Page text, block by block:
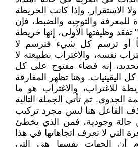
الاستقرار. وإذا كانت الخريطة
للمعرفة والتوجيه والضبط، فإن
وظيفتها الأولى، إنها خريطة
أو ترسم كل شيء فترسم لا
نفسه، والاغتراب بطبيعته لا
إنه فضاء مفتوح على كل
اليقينيات. وهنا تظهر المفارقة
للاغتراب، والاغتراب هو ما
ثم تأتي الجملة التالية
الفاعل هنا ليس مجرد تركيب
وجودية، فمن الذي يخطئ
التي لا تعرف اتجاهاتها في هذا
أم أن الجهات نفسها هي التي